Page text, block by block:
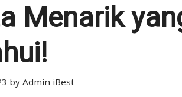
Menarik
by Admin iBest